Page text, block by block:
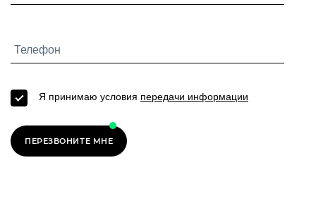
Я принимаю условия передачи информации
ПЕРЕЗВОНИТЕ МНЕ